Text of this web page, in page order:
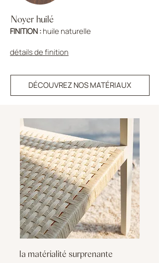
Noyer huilé
FINITION :huile naturelle
détails de finition
DÉCOUVREZ NOS MATÉRIAUX
la matérialité surprenante